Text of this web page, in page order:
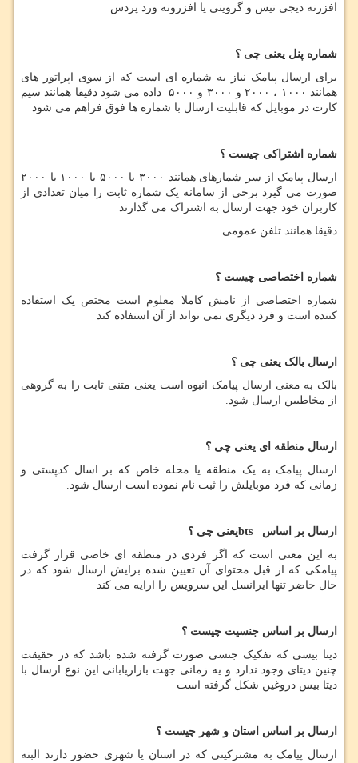
افزرنه دیجی تیس و گرویتی یا افزرونه ورد پردس
شماره پنل یعنی چی ؟
برای ارسال پیامک نیاز به شماره ای است که از سوی اپراتور های
همانند ۱۰۰۰ ، ۲۰۰۰ و ۳۰۰۰ و ۵۰۰۰ داده می شود دقیقا همانند سیم
کارت در موبایل که قابلیت ارسال با شماره ها فوق فراهم می شود
شماره اشتراکی چیست ؟
ارسال پیامک از سر شمارهای همانند ۳۰۰۰ یا ۵۰۰۰ یا ۱۰۰۰ یا ۲۰۰۰
صورت می گیرد برخی از سامانه یک شماره ثابت را میان تعدادی از
کاربران خود جهت ارسال به اشتراک می گذارند
دقیقا همانند تلفن عمومی
شماره اختصاصی چیست ؟
شماره اختصاصی از نامش کاملا معلوم است مختص یک استفاده
کننده است و فرد دیگری نمی تواند از آن استفاده کند
ارسال بالک یعنی چی ؟
بالک به معنی ارسال پیامک انبوه است یعنی متنی ثابت را به گروهی
از مخاطبین ارسال شود.
ارسال منطقه ای یعنی چی ؟
ارسال پیامک به یک منطقه یا محله خاص که بر اسال کدپستی و
زمانی که فرد موبایلش را ثبت نام نموده است ارسال شود.
ارسال بر اساس btsیعنی چی ؟
به این معنی است که اگر فردی در منطقه ای خاصی قرار گرفت
پیامکی که از قبل محتوای آن تعیین شده برایش ارسال شود که در
حال حاضر تنها ایرانسل این سرویس را ارایه می کند
ارسال بر اساس جنسیت چیست ؟
دیتا بیسی که تفکیک جنسی صورت گرفته شده باشد که در حقیقت
چنین دیتای وجود ندارد و یه زمانی جهت بازاریابانی این نوع ارسال با
دیتا بیس دروغین شکل گرفته است
ارسال بر اساس استان و شهر چیست ؟
ارسال پیامک به مشترکینی که در استان یا شهری حضور دارند البته